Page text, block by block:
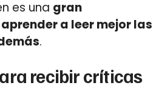
es una gran
a leer mejor las
.
recibir críticas